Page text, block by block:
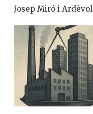
Josep Miró i Ardèvol